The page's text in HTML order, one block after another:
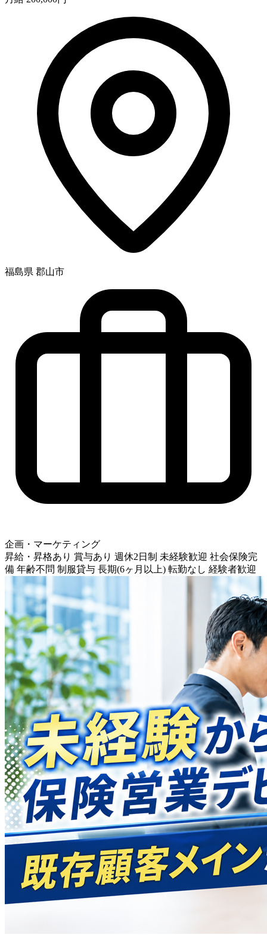
福島県 郡山市
企画・マーケティング
昇給・昇格あり 賞与あり 週休2日制 未経験歓迎 社会保険完
備 年齢不問 制服貸与 長期(6ヶ月以上) 転勤なし 経験者歓迎